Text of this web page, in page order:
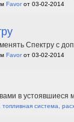
Favorот 03-02-2014
Спектру с
Favorот 03-02-2014
в устоявшиеся
система,